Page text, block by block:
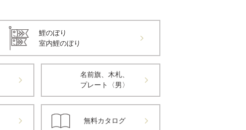
鯉のぼり
室内鯉のぼり
名前旗、木札、
プレート〈男〉
無料カタログ